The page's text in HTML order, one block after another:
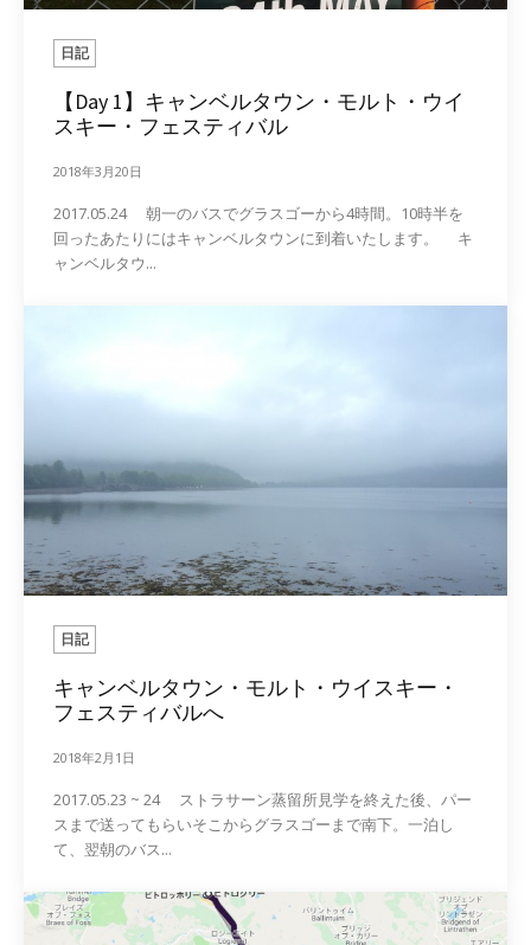
日記
【Day 1】キャンベルタウン・モルト・ウイ
スキー・フェスティバル
2018年3月20日
2017.05.24 朝一のバスでグラスゴーから4時間。10時半を
回ったあたりにはキャンベルタウンに到着いたします。 キ
ャンベルタウ...
日記
キャンベルタウン・モルト・ウイスキー・
フェスティバルへ
2018年2月1日
2017.05.23 ~ 24 ストラサーン蒸留所見学を終えた後、パー
スまで送ってもらいそこからグラスゴーまで南下。一泊し
て、翌朝のバス...